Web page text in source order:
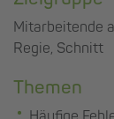
Mitarbeitende
Regie, Schnitt
Themen